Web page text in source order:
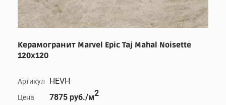
Керамогранит Marvel Epic Taj Mahal Noisette
120x120
Артикул HEVH
Цена 7875 руб./м2